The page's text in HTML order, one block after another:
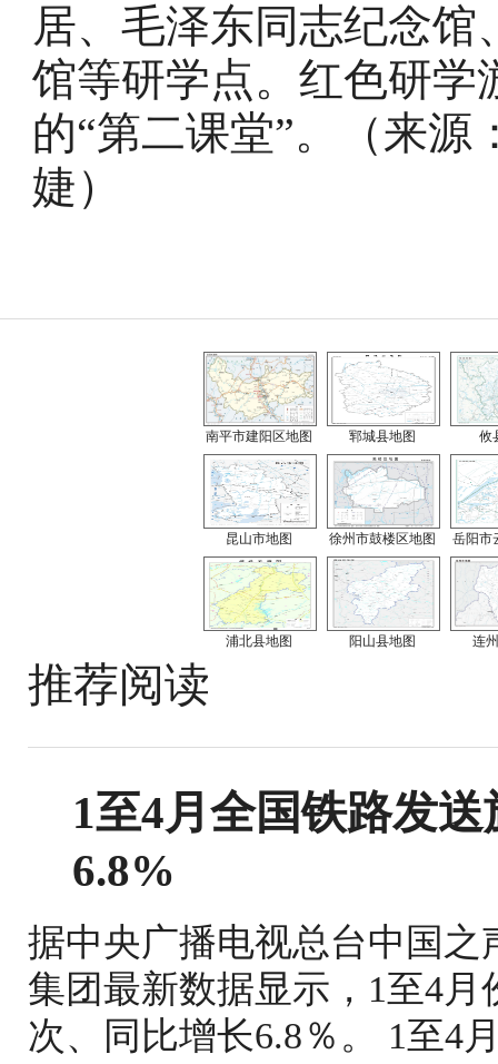
居、毛泽东同志纪念
馆等研学点。红色研学
的“第二课堂”。（来
婕）
南平市建阳区地图 郓城县地图 攸
昆山市地图 徐州市鼓楼区地图 岳阳市
浦北县地图 阳山县地图 连
推荐阅读
1至4月全国铁路发
6.8%
据中央广播电视总台中国
集团最新数据显示，1至4月
次、同比增长6.8％。 1至4